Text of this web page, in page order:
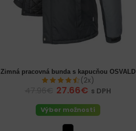
48 (M) pánske
Zimná pracovná bunda s kapucňou OSVALD
(2x)
27.66€ s DPH
Výber možností